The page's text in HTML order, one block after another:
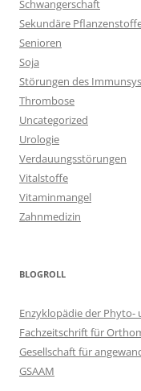
Schwangerschaft
Sekundäre
Senioren
Soja
Störungen des
Thrombose
Uncategorized
Urologie
Verdauungsstörungen
Vitalstoffe
Vitaminmangel
Zahnmedizin
BLOGROLL
Enzyklopädie der
Fachzeitschrift für
Gesellschaft für
GSAAM